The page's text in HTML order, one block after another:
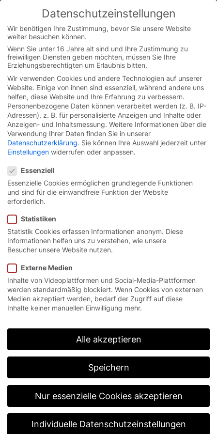
You are currently on the Austrian German website.
Switch to the English version.
Skip
content
High-Performance-Line
Tore für maximale
Prozessleistung.
Startseite/Produkte/High-Performance-Line
Wenn Geschwindigkeit,
Verfügbarkeit und
Prozesssicherheit
entscheidend sind.
höchste industrielle Anforderungen. Wo Prozesse in
Datenschutzeinstellungen
Wir benötigen Ihre Zustimmung, bevor Sie unsere Website
weiter besuchen können.
Wenn Sie unter 16 Jahre alt sind und Ihre Zustimmung zu
freiwilligen Diensten geben möchten, müssen Sie Ihre
Erziehungsberechtigten um Erlaubnis bitten.
Wir verwenden Cookies und andere Technologien auf unserer
Website. Einige von ihnen sind essenziell, während andere uns
helfen, diese Website und Ihre Erfahrung zu verbessern.
Personenbezogene Daten können verarbeitet werden (z. B. IP-
Adressen), z. B. für personalisierte Anzeigen und Inhalte oder
Anzeigen- und Inhaltsmessung. Weitere Informationen über die
Verwendung Ihrer Daten finden Sie in unserer
Datenschutzerklärung. Sie können Ihre Auswahl jederzeit unter
Einstellungen widerrufen oder anpassen.
Essenziell
Essenzielle Cookies ermöglichen grundlegende Funktionen
und sind für die einwandfreie Funktion der Website
erforderlich.
Statistiken
Statistik Cookies erfassen Informationen anonym. Diese
Informationen helfen uns zu verstehen, wie unsere
Besucher unsere Website nutzen.
Externe Medien
Inhalte von Videoplattformen und Social-Media-Plattformen
werden standardmäßig blockiert. Wenn Cookies von externen
Medien akzeptiert werden, bedarf der Zugriff auf diese
Inhalte keiner manuellen Einwilligung mehr.
Alle akzeptieren
Speichern
Nur essenzielle Cookies akzeptieren
Individuelle Datenschutzeinstellungen